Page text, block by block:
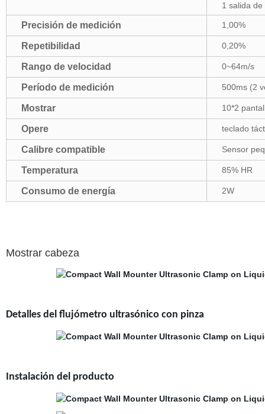
1 salida
Precisión de medición 1,00%
Repetibilidad 0,20%
Rango de velocidad 0~64m/s
Período de medición 500ms (2
Mostrar 10*2
Opere teclado
Calibre compatible Sensor
Temperatura 85% HR
Consumo de energía 2W
Mostrar cabeza
Detalles del flujómetro ultrasónico con pinza
Instalación del producto